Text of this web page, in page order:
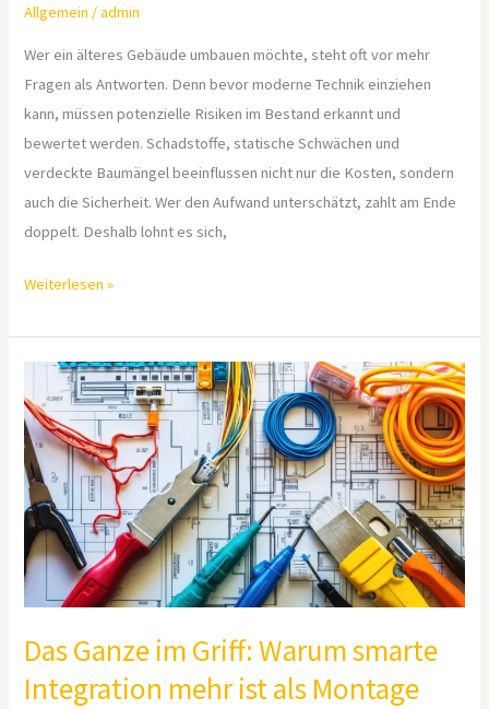
Allgemein /admin
Wer ein älteres Gebäude umbauen möchte, steht oft vor mehr
Fragen als Antworten. Denn bevor moderne Technik einziehen
kann, müssen potenzielle Risiken im Bestand erkannt und
bewertet werden. Schadstoffe, statische Schwächen und
verdeckte Baumängel beeinflussen nicht nur die Kosten, sondern
auch die Sicherheit. Wer den Aufwand unterschätzt, zahlt am Ende
doppelt. Deshalb lohnt es sich,
Weiterlesen »
Das Ganze im Griff: Warum smarte
Integration mehr ist als Montage
Ganze
im
Griff:
Warum
smarte
Integration
mehr
ist
als